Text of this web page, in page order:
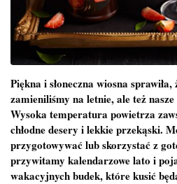
Piękna i słoneczna wiosna
zamieniliśmy na letnie, ale też
Wysoka temperatura powietrza
chłodne desery i lekkie przekąski.
przygotowywać lub skorzystać z
przywitamy kalendarzowe lato i
wakacyjnych budek, które kusić